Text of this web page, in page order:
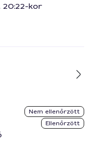
20:22-kor
Nem ellenőrzött
Ellenőrzött